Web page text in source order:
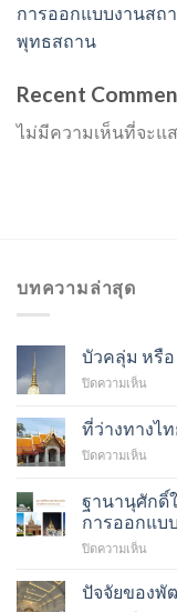
การออกแบบงานสถ
พุทธสถาน
Recent
ไม่มีความเห็นที่จะแ
บทความล่าสุด
บัวคลุ่ม หรื
ปิดความเห็น
คลุ่ม
หรือ
บัว
เรียก
ไหน
กัน
ที่ว่างทางไ
ปิดความเห็น
ว่าง
ทาง
ไทย
กับ
สงบ
ฐานานุศักดิ์
การออกแ
ปิดความเห็น
นุ
ปัจจัยของพั